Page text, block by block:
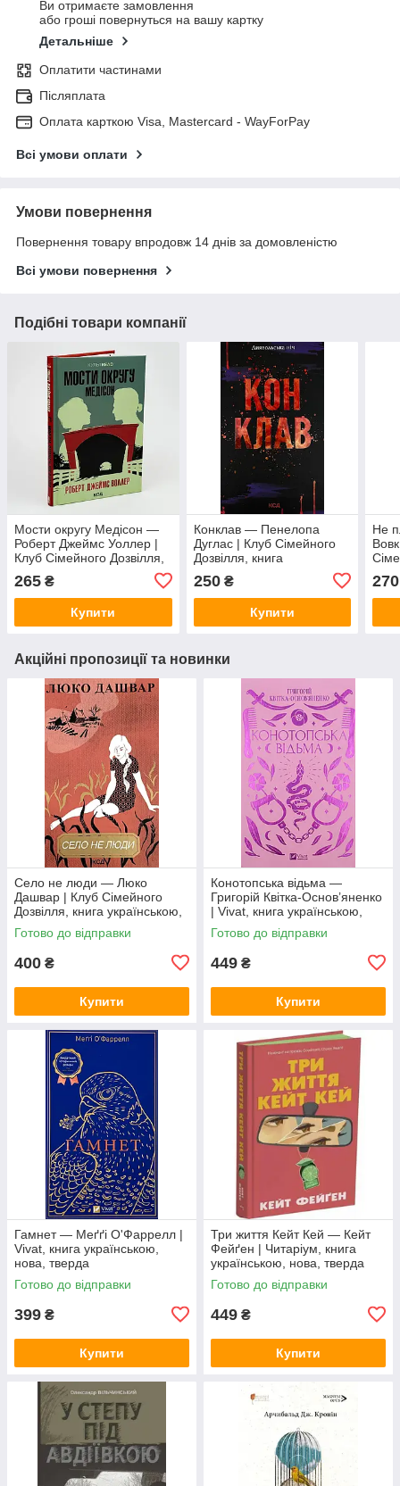
Ви отримаєте замовлення
або гроші повернуться на вашу картку
Детальніше
Оплатити частинами
Післяплата
Оплата карткою Visa, Mastercard - WayForPay
Всі умови оплати
Умови повернення
Повернення товару впродовж 14 днів за домовленістю
Всі умови повернення
Подібні товари компанії
Мости округу Медісон —
Роберт Джеймс Уоллер |
Клуб Сімейного Дозвілля,
книга українською, нова,
тверда
265 ₴
Купити
Конклав — Пенелопа
Дуглас | Клуб Сімейного
Дозвілля, книга
українською, нова, тверда
250₴
Купити
Не
270
Акційні пропозиції та новинки
Село не люди — Люко
Дашвар | Клуб Сімейного
Дозвілля, книга українською,
нова, тверда
Готово до відправки
400 ₴
Купити
Конотопська відьма —
Григорій Квітка-Основ’яненко
| Vivat, книга українською,
нова, тверда
Готово до відправки
449 ₴
Купити
Гамнет — Меґґі О'Фаррелл |
Vivat, книга українською,
нова, тверда
Готово до відправки
399 ₴
Купити
Три життя Кейт Кей — Кейт
Фейґен | Читаріум, книга
українською, нова, тверда
Готово до відправки
449 ₴
Купити